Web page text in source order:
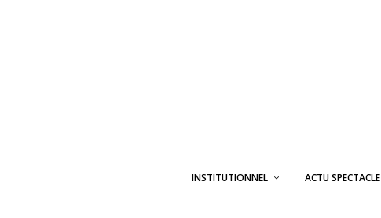
INSTITUTIONNEL ACTU SPECTACLE